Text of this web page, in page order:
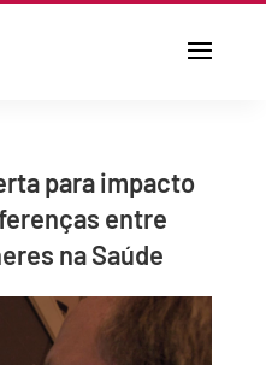
para impacto
entre
na Saúde